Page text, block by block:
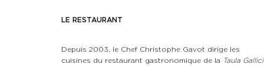
LE RESTAURANT
Depuis 2003, le Chef Christophe Gavot dirige les
cuisines du restaurant gastronomique de la Taula Gallici